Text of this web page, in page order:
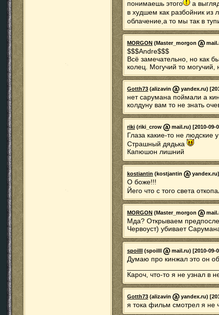
понимаешь этого
а
в худшем как разбойник из
облачение,а то мы так в
MORGON (Master_morgon
$$$Andre$$$
Всё замечательно, но как
колец. Могучий то
Gotth73 (alizavin yandex.ru)
нет сарумана поймали а
колдуну вам то не знать
riki (riki_crow mail.ru) [2010-09-
Глаза какие-то не людские
Страшный дядька
Капюшон лишний
kostiantin (kostjantin
О боже!!!
Йего что с того света
MORGON (Master_morgon
Мда? Открываем
Червоуст) убивает
spoilll (spoilll mail.ru) [2010-09-
Думаю про кинжал это он
Кароч, что-то я не узнал в
Gotth73 (alizavin yandex.ru)
я тока фильм смотрел я не